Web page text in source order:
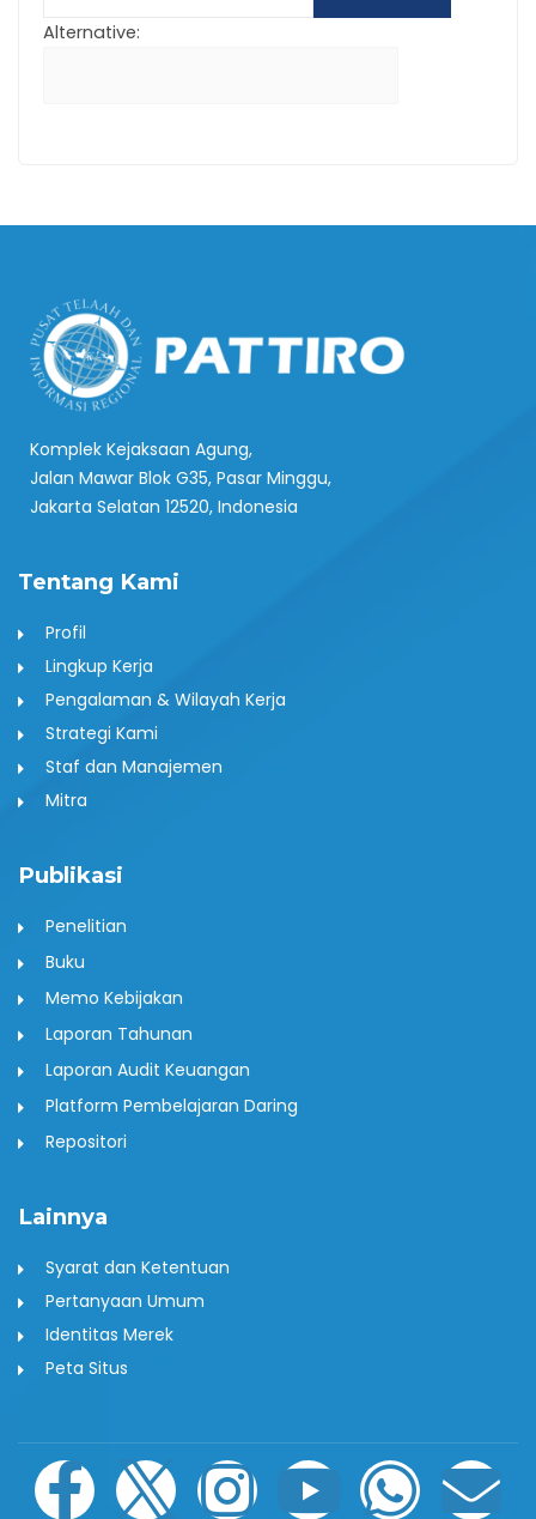
Alternative:
Komplek Kejaksaan Agung,
Jalan Mawar Blok G35, Pasar Minggu,
Jakarta Selatan 12520, Indonesia
Tentang Kami
Profil
Lingkup Kerja
Pengalaman & Wilayah Kerja
Strategi Kami
Staf dan Manajemen
Mitra
Publikasi
Penelitian
Buku
Memo Kebijakan
Laporan Tahunan
Laporan Audit Keuangan
Platform Pembelajaran Daring
Repositori
Lainnya
Syarat dan Ketentuan
Pertanyaan Umum
Identitas Merek
Peta Situs
F I I Y W E
P